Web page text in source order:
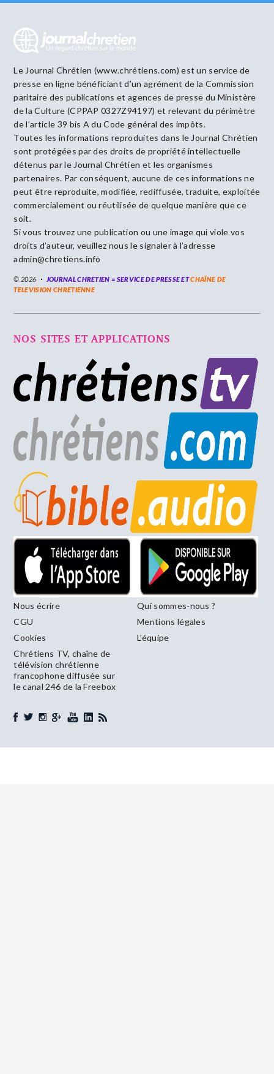
Le Journal Chrétien (www.chrétiens.com) est un service de
presse en ligne bénéficiant d’un agrément de la Commission
paritaire des publications et agences de presse du Ministère
de la Culture (CPPAP 0327Z94197) et relevant du périmètre
de l’article 39 bis A du Code général des impôts.
Toutes les informations reproduites dans le Journal Chrétien
sont protégées par des droits de propriété intellectuelle
détenus par le Journal Chrétien et les organismes
partenaires. Par conséquent, aucune de ces informations ne
peut être reproduite, modifiée, rediffusée, traduite, exploitée
commercialement ou réutilisée de quelque manière que ce
soit.
Si vous trouvez une publication ou une image qui viole vos
droits d’auteur, veuillez nous le signaler à l’adresse
admin@chretiens.info
© 2026 JOURNAL CHRÉTIEN = SERVICE DE PRESSE ETCHAÎNE DE
TELEVISION CHRETIENNE
NOS SITES ET APPLICATIONS
Nous écrire
Qui sommes-nous ?
CGU
Mentions légales
Cookies
L’équipe
Chrétiens TV, chaîne de
télévision chrétienne
francophone diffusée sur
le canal 246 de la Freebox